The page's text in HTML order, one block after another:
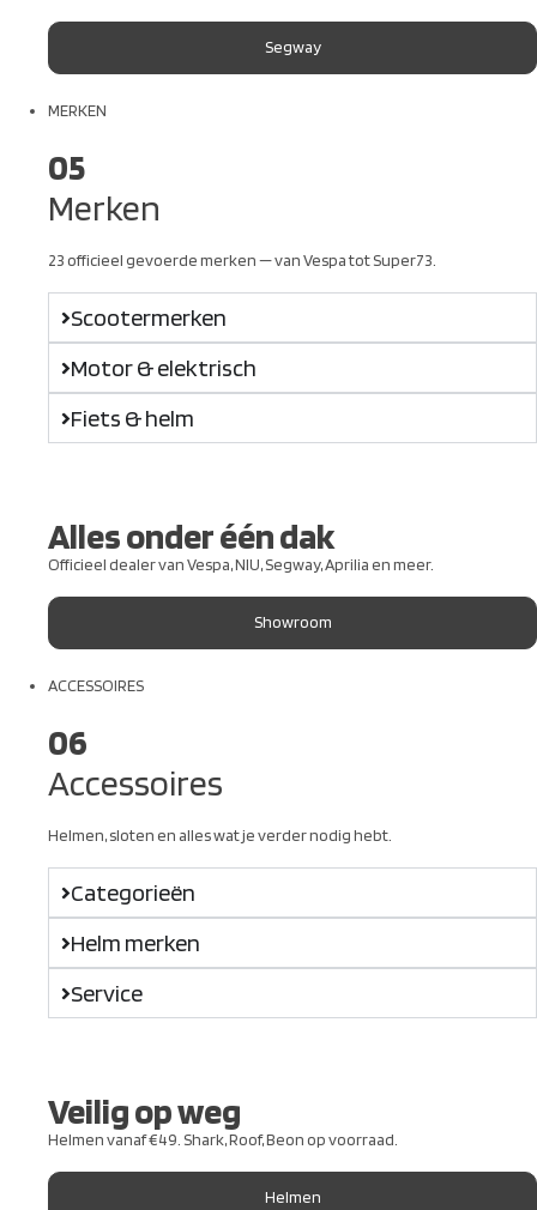
Segway
MERKEN
05
Merken
23 officieel gevoerde merken — van Vespa tot Super73.
Scootermerken
Motor & elektrisch
Fiets & helm
Alles onder één dak
Officieel dealer van Vespa, NIU, Segway, Aprilia en meer.
Showroom
ACCESSOIRES
06
Accessoires
Helmen, sloten en alles wat je verder nodig hebt.
Categorieën
Helm merken
Service
Veilig op weg
Helmen vanaf €49. Shark, Roof, Beon op voorraad.
Helmen